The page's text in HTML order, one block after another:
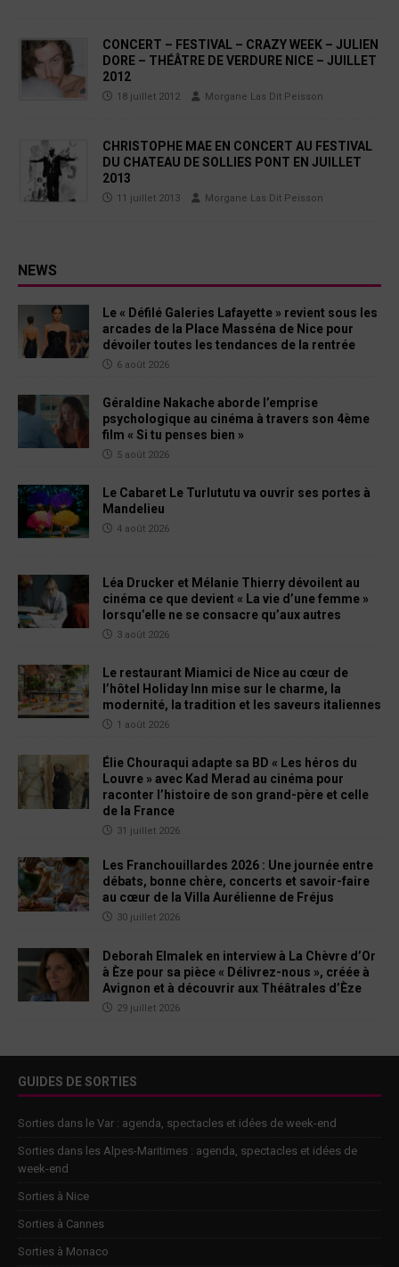
CONCERT – FESTIVAL – CRAZY WEEK – JULIEN
DORE – THÉÂTRE DE VERDURE NICE – JUILLET
2012
18 juillet 2012 Morgane Las Dit Peisson
CHRISTOPHE MAE EN CONCERT AU FESTIVAL
DU CHATEAU DE SOLLIES PONT EN JUILLET
2013
11 juillet 2013 Morgane Las Dit Peisson
NEWS
Le « Défilé Galeries Lafayette » revient sous les
arcades de la Place Masséna de Nice pour
dévoiler toutes les tendances de la rentrée
6 août 2026
Géraldine Nakache aborde l’emprise
psychologique au cinéma à travers son 4ème
film « Si tu penses bien »
5 août 2026
Le Cabaret Le Turlututu va ouvrir ses portes à
Mandelieu
4 août 2026
Léa Drucker et Mélanie Thierry dévoilent au
cinéma ce que devient « La vie d’une femme »
lorsqu’elle ne se consacre qu’aux autres
3 août 2026
Le restaurant Miamici de Nice au cœur de
l’hôtel Holiday Inn mise sur le charme, la
modernité, la tradition et les saveurs italiennes
1 août 2026
Élie Chouraqui adapte sa BD « Les héros du
Louvre » avec Kad Merad au cinéma pour
raconter l’histoire de son grand-père et celle
de la France
31 juillet 2026
Les Franchouillardes 2026 : Une journée entre
débats, bonne chère, concerts et savoir-faire
au cœur de la Villa Aurélienne de Fréjus
30 juillet 2026
Deborah Elmalek en interview à La Chèvre d’Or
à Èze pour sa pièce « Délivrez-nous », créée à
Avignon et à découvrir aux Théâtrales d’Èze
29 juillet 2026
GUIDES DE SORTIES
Sorties dans le Var : agenda, spectacles et idées de week-end
Sorties dans les Alpes-Maritimes : agenda, spectacles et idées de
week-end
Sorties à Nice
Sorties à Cannes
Sorties à Monaco